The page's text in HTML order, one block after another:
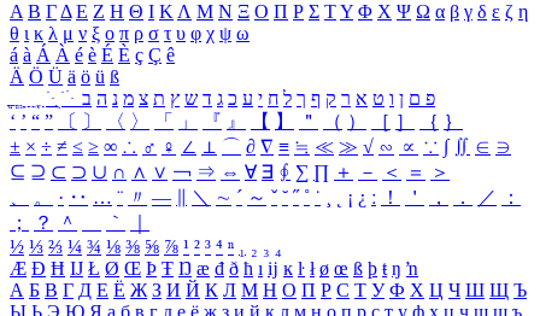
Α Β ΓΔ Ε Ζ Η Θ Ι ΚΛ Μ Ν Ξ Ο Π Ρ Σ ΤΥ Φ Χ Ψ Ω α β γ δ ε ζ η
θ ι κ λ μ ν ξ ο π ρ σ τ υ φ χ ψ ω
á à Á À é è É È ç Ç ê
Ä Ö Ü ä ö ü ß
ִֶֹ ֻּ ׁׂ פ ם ן ו ט א ר ק ף ך ל ח י ע כ ג ד ש ץ ת צ מ נ ה ב
‘ ’ “ ” 〔 〕 〈 〉 「 」 『 』 【 】 ＂ （ ） ［ ］ ｛ ｝
± × ÷ ≠ ≤ ≥ ∞ ∴ ♂ ♀ ∠ ⊥ ⌒ ∂ ∇ ≡ ≒ ≪ ≫ √ ∽ ∝ ∵ ∫ ∬ ∈ ∋
⊆ ⊇ ⊂ ⊃ ∪ ∩ ∧ ∨ ￢ ⇒ ⇔ ∀ ∃ ∮ ∑ ∏ ＋ － ＜ ＝
＞
、
。 · ‥ … ¨ 〃 ― ＼ ∼ ´ ～ ˇ ˘ ˝ ˚ ˙ ¸ ¡ ¿ ː ！ ＇ ， ． ／
：
；
？ ＾ ｀
½ ⅓ ⅔ ¼ ¾ ⅛ ⅜ ⅝ ⅞ ¹ ² ³ ⁴ ⁿ ₁ ₂ ₃ ₄
Æ Ð Ħ Ĳ Ł Ø Œ Þ Ŧ Ŋ æ đ ð ħ ı ĳ ĸ ŀ ł ø œ ß þ ŧ ŋ ŉ
А Б В Г Д Е Ё Ж З И Й К Л М Н О П Р С Т У Ф Х Ц Ч Ш Щ Ъ